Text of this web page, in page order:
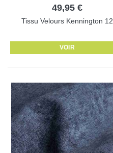
49,95 €
Tissu Velours Kennington 12
VOIR